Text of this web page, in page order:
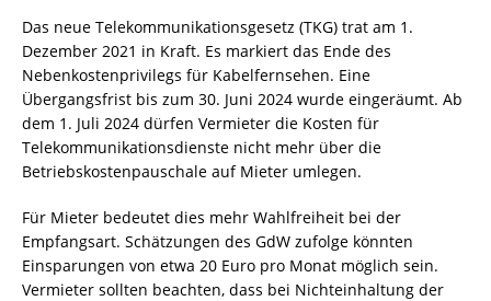
Das neue Telekommunikationsgesetz (TKG) trat am 1.
Dezember 2021 in Kraft. Es markiert das Ende des
Nebenkostenprivilegs für Kabelfernsehen. Eine
Übergangsfrist bis zum 30. Juni 2024 wurde eingeräumt. Ab
dem 1. Juli 2024 dürfen Vermieter die Kosten für
Telekommunikationsdienste nicht mehr über die
Betriebskostenpauschale auf Mieter umlegen.
Für Mieter bedeutet dies mehr Wahlfreiheit bei der
Empfangsart. Schätzungen des GdW zufolge könnten
Einsparungen von etwa 20 Euro pro Monat möglich sein.
Vermieter sollten beachten, dass bei Nichteinhaltung der